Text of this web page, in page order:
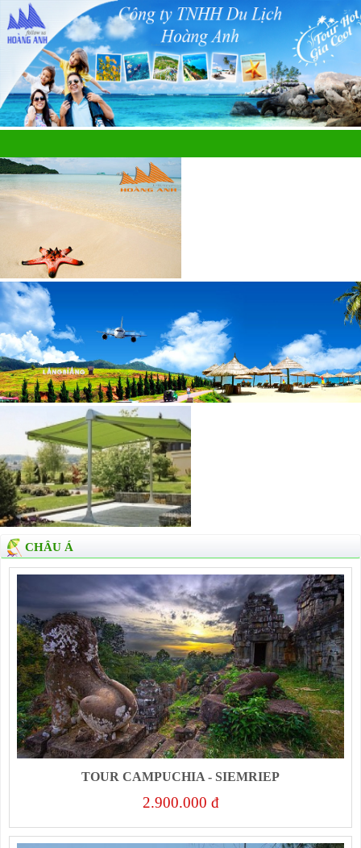
CHÂU Á
TOUR CAMPUCHIA - SIEMRIEP
2.900.000 đ